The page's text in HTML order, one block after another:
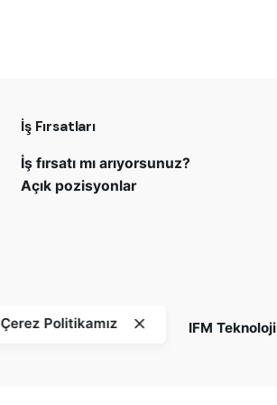
İş Fırsatları
İş fırsatı mı arıyorsunuz?
Açık pozisyonlar
IFM Teknoloji
Çerez Politikamız